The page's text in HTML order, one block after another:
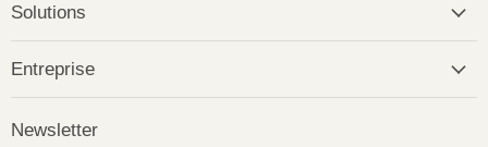
Facebook
Solutions
Entreprise
Newsletter